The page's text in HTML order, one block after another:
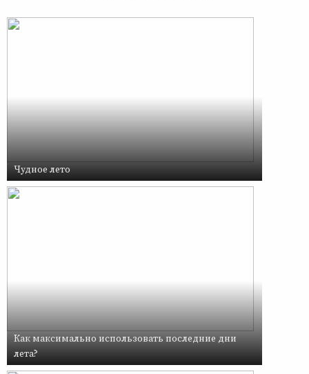
Чудное лето
Как максимально использовать последние дни
лета?